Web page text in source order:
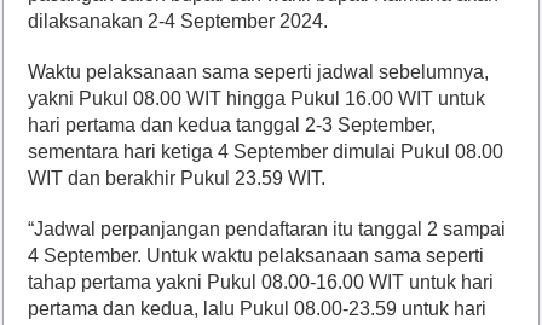
dilaksanakan 2-4 September 2024.
Waktu pelaksanaan sama seperti jadwal sebelumnya,
yakni Pukul 08.00 WIT hingga Pukul 16.00 WIT untuk
hari pertama dan kedua tanggal 2-3 September,
sementara hari ketiga 4 September dimulai Pukul 08.00
WIT dan berakhir Pukul 23.59 WIT.
“Jadwal perpanjangan pendaftaran itu tanggal 2 sampai
4 September. Untuk waktu pelaksanaan sama seperti
tahap pertama yakni Pukul 08.00-16.00 WIT untuk hari
pertama dan kedua, lalu Pukul 08.00-23.59 untuk hari